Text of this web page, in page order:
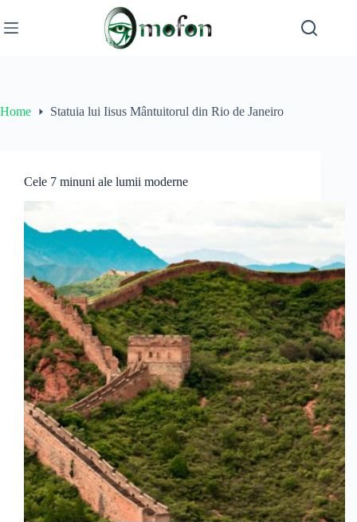
to
content
Home Statuia lui Iisus Mântuitorul din Rio de Janeiro
Cele 7 minuni ale lumii moderne